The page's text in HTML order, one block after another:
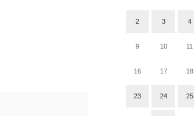
2 3 4
9 10 11
16 17 18
23 24 25